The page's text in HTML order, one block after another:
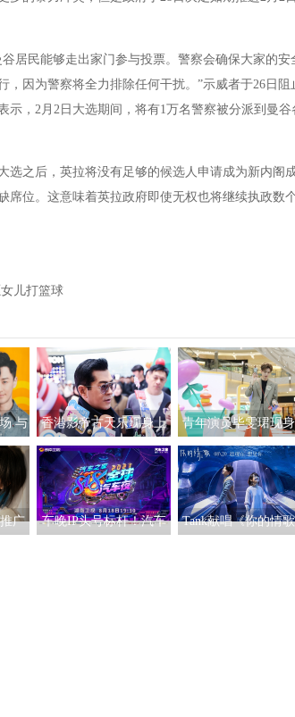
居民能够走出家门参与投票。警察会确保大家的安
因为警察将全力排除任何干扰。”示威者于26日阻
示，2月2日大选期间，将有1万名警察被分派到曼谷
选之后，英拉将没有足够的候选人申请成为新内阁
席位。这意味着英拉政府即使无权也将继续执政数
儿打篮球
与
香港影帝古天乐现身上
海ifc商场 点亮「游乐巨
型圣诞之旅」开幕仪式
青年演员毕雯珺现
海ifc商场 点亮「当夏
彩波普艺术之旅」
仪式
广
车晚IP头号标杆！汽车
Tank献唱《你的情